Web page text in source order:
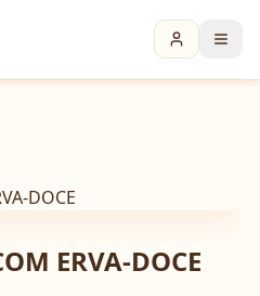
ERVA-DOCE